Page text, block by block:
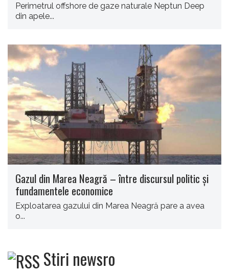
Perimetrul offshore de gaze naturale Neptun Deep
din apele...
Gazul din Marea Neagră – între discursul politic și
fundamentele economice
Exploatarea gazului din Marea Neagră pare a avea
o...
Stiri newsro